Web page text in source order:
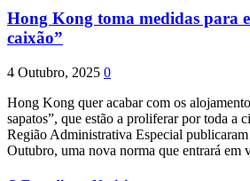
Hong Kong toma medidas para
caixão”
4 Outubro, 2025 0
Hong Kong quer acabar com os
sapatos”, que estão a proliferar por toda a
Região Administrativa Especial
Outubro, uma nova norma que entrará em